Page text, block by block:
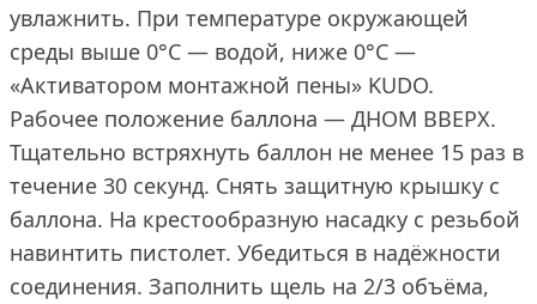
увлажнить. При температуре окружающей
среды выше 0°C — водой, ниже 0°C —
«Активатором монтажной пены» KUDO.
Рабочее положение баллона — ДНОМ ВВЕРХ.
Тщательно встряхнуть баллон не менее 15 раз в
течение 30 секунд. Снять защитную крышку с
баллона. На крестообразную насадку с резьбой
навинтить пистолет. Убедиться в надёжности
соединения. Заполнить щель на 2/3 объёма,